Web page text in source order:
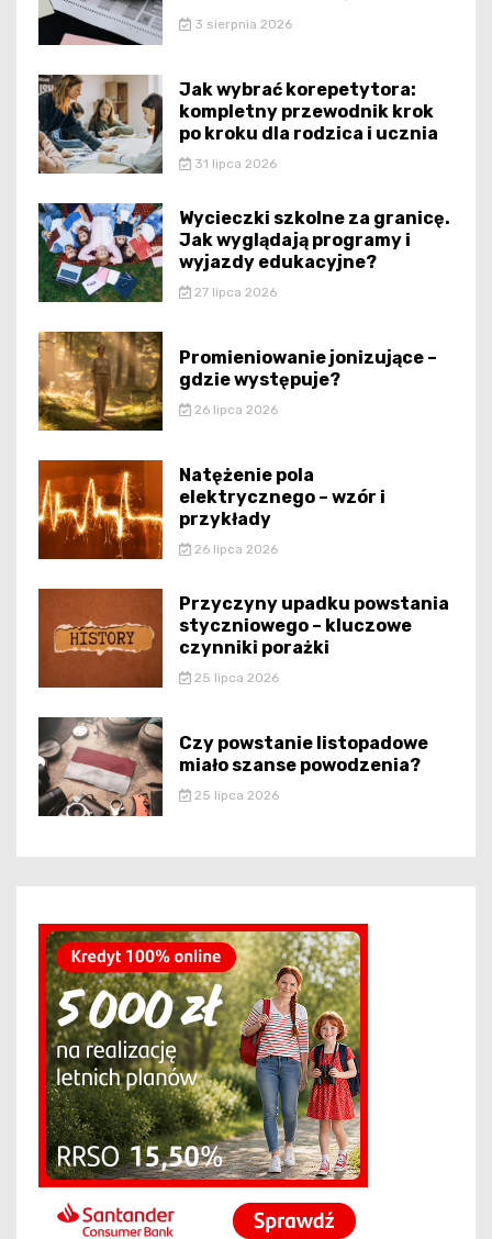
3 sierpnia 2026
Jak wybrać korepetytora:
kompletny przewodnik krok
po kroku dla rodzica i ucznia
31 lipca 2026
Wycieczki szkolne za granicę.
Jak wyglądają programy i
wyjazdy edukacyjne?
27 lipca 2026
Promieniowanie jonizujące –
gdzie występuje?
26 lipca 2026
Natężenie pola
elektrycznego – wzór i
przykłady
26 lipca 2026
Przyczyny upadku powstania
styczniowego – kluczowe
czynniki porażki
25 lipca 2026
Czy powstanie listopadowe
miało szanse powodzenia?
25 lipca 2026